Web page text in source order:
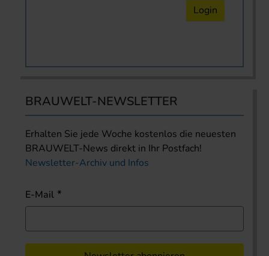
Login
BRAUWELT-NEWSLETTER
Erhalten Sie jede Woche kostenlos die neuesten
BRAUWELT-News direkt in Ihr Postfach!
Newsletter-Archiv und Infos
E-Mail